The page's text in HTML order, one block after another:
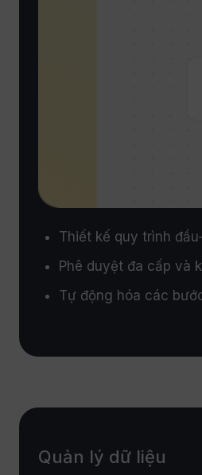
Thiết kế quy trình
Phê duyệt đa cấp và
Tự động hóa các
Quản lý dữ liệu